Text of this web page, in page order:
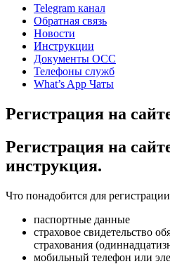
Telegram канал
Обратная связь
Новости
Инструкции
Документы ОСС
Телефоны служб
What’s App Чаты
Регистрация на
Регистрация на
инструкция.
Что понадобится для
паспортные данные
страховое свидетельство
страхования
мобильный телефон или